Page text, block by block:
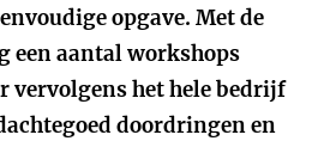
opgave. Met de
een aantal workshops
vervolgens het hele bedrijf
doordringen en